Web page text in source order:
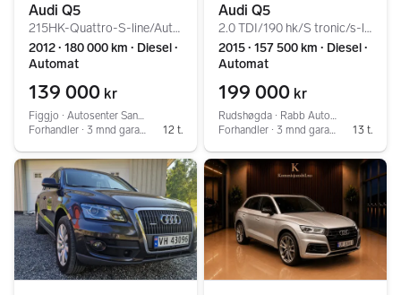
Audi Q5
215HK-Quattro-S-line/Auto./FullService/Henger.F/EU28++
2012 ∙ 180 000 km ∙ Diesel ∙
Automat
139 000 kr
Figgjo ∙ Autosenter Sandnes AS
Forhandler ∙ 3 mnd garanti ∙ Service
12 t.
Audi Q5
2.0 TDI/190 hk/S tronic/s-line/ B&O/webasto/Quattro
2015 ∙ 157 500 km ∙ Diesel ∙
Automat
199 000 kr
Rudshøgda ∙ Rabb Auto AS
Forhandler ∙ 3 mnd garanti
13 t.